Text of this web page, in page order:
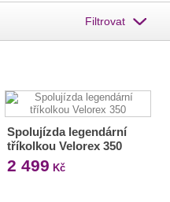
Filtrovat
Spolujízda legendární
tříkolkou Velorex 350
2 499 Kč